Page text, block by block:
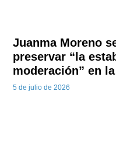
Juanma Moreno
preservar “la
moderación” en
5 de julio de 2026